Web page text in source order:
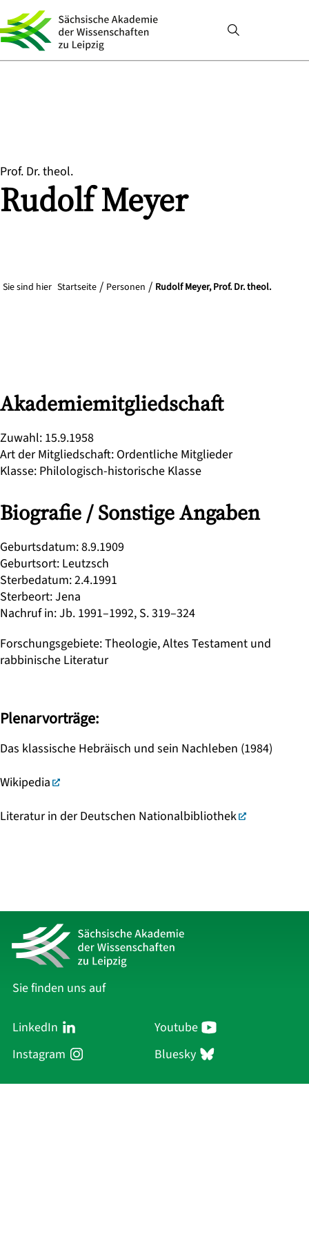
Prof. Dr. theol.
RudolfMeyer
Sie sind hier Startseite Personen Rudolf Meyer, Prof. Dr. theol.
Akademiemitgliedschaft
Zuwahl: 15.9.1958
Art der Mitgliedschaft: Ordentliche Mitglieder
Klasse: Philologisch-historische Klasse
Biografie / Sonstige Angaben
Geburtsdatum:8.9.1909
Geburtsort: Leutzsch
Sterbedatum:2.4.1991
Sterbeort:Jena
Nachruf in:Jb. 1991–1992, S. 319–324
Forschungsgebiete:Theologie, Altes Testament und
rabbinische Literatur
Plenarvorträge:
Das klassische Hebräisch und sein Nachleben (1984)
Wikipedia
Literatur in der Deutschen Nationalbibliothek
Sie finden uns auf
LinkedIn
Youtube
Instagram
Bluesky